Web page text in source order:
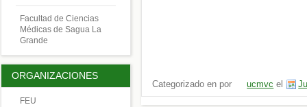
Categorizado en por ucmvc el
Facultad de Ciencias
Médicas de Sagua La
Grande
ORGANIZACIONES
FEU